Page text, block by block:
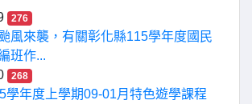
276
風來襲，有關彰化縣115學年度國民
班作...
268
學年度上學期09-01月特色遊學課程